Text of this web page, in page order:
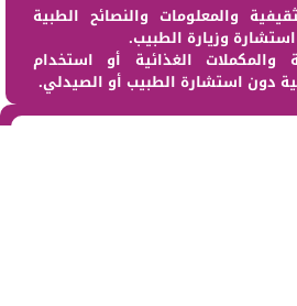
والمعلومات والنصائح الطبية
وزيارة الطبيب.
والمكملات الغذائية أو استخدام
دون استشارة الطبيب أو الصيدلي.